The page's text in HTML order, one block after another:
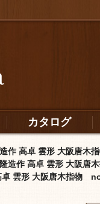
カタログ
作 高卓 雲形 大阪唐木
造作 高卓 雲形 大阪唐
卓 雲形 大阪唐木指物